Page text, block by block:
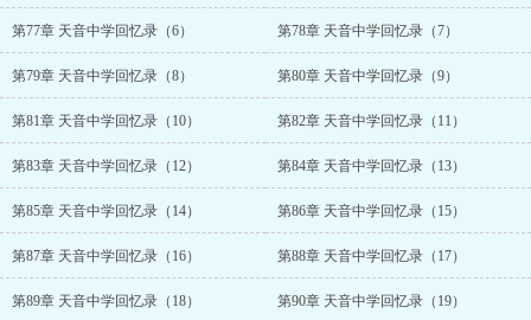
第77章 天音中学回忆录（6） 第78章 天音中学回忆录（7）
第79章 天音中学回忆录（8） 第80章 天音中学回忆录（9）
第81章 天音中学回忆录（10） 第82章 天音中学回忆录（11）
第83章 天音中学回忆录（12） 第84章 天音中学回忆录（13）
第85章 天音中学回忆录（14） 第86章 天音中学回忆录（15）
第87章 天音中学回忆录（16） 第88章 天音中学回忆录（17）
第89章 天音中学回忆录（18） 第90章 天音中学回忆录（19）